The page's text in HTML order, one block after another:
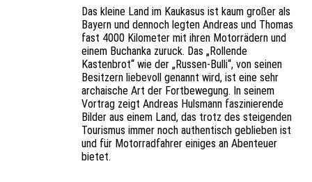
Das kleine Land im Kaukasus ist kaum großer als
Bayern und dennoch legten Andreas und Thomas
fast 4000 Kilometer mit ihren Motorrädern und
einem Buchanka zuruck. Das „Rollende
Kastenbrot“ wie der „Russen-Bulli“, von seinen
Besitzern liebevoll genannt wird, ist eine sehr
archaische Art der Fortbewegung. In seinem
Vortrag zeigt Andreas Hulsmann faszinierende
Bilder aus einem Land, das trotz des steigenden
Tourismus immer noch authentisch geblieben ist
und für Motorradfahrer einiges an Abenteuer
bietet.